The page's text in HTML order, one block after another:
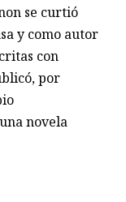
se curtió
y como autor
con
por
novela